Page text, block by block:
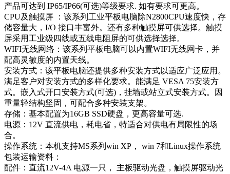
产品可达到 IP65/IP66(可选)等级要求. 如有要求可更高。
CPU及触摸屏 ：该系列工业平板电脑除N2800CPU速度快，存
储容量大，I/O 接口丰富外。还有多种触摸屏可供选择。触摸
屏采用工业级四线或五线电阻屏的可供选择选择。
WIFI无线网络：该系列平板电脑可以内置WIFI无线网卡，并
配高灵敏度的内置天线。
安装方式：该平板电脑还提供多种安装方式以适应广泛应用。
满足客户对安装方式的多样化要求。能满足 VESA 75安装方
式。嵌入式开口安装方式(可选)，挂墙或站立式安装方式。因
重量轻结构坚固，可配合多种安装支架。
存储：基本配置为16GB SSD硬盘，更高容量可选.
电源：12V 直流供电，耗电省，特适合对供电有局限性的场
合。
操作系统：本机支持MS系列win XP， win 7和Linux操作系统
包装运输资料：
配件：直流12V-4A 电源一只， 主板驱动光盘，触摸屏驱动光